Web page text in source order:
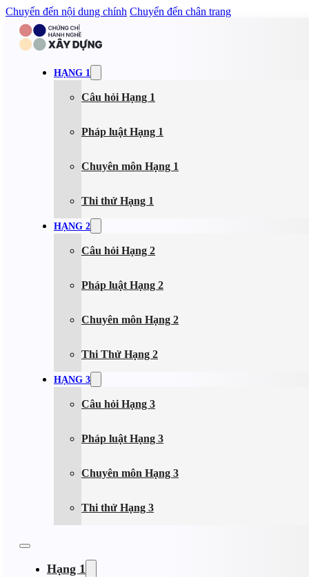
Chuyển đến nội dung chính Chuyển đến chân trang
HẠNG 1
Câu hỏi Hạng 1
Pháp luật Hạng 1
Chuyên môn Hạng 1
Thi thử Hạng 1
HẠNG 2
Câu hỏi Hạng 2
Pháp luật Hạng 2
Chuyên môn Hạng 2
Thi Thử Hạng 2
HẠNG 3
Câu hỏi Hạng 3
Pháp luật Hạng 3
Chuyên môn Hạng 3
Thi thử Hạng 3
Hạng 1